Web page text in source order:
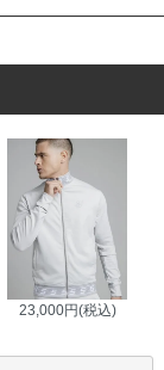
23,000円(税込)